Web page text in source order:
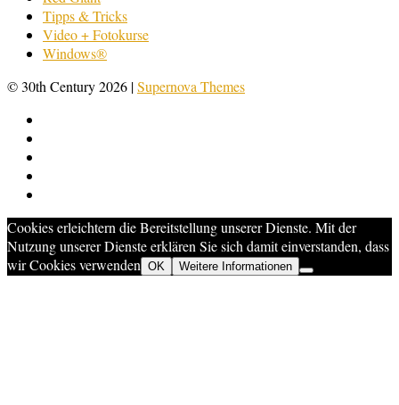
Tipps & Tricks
Video + Fotokurse
Windows®
© 30th Century 2026 |Supernova Themes
Cookies erleichtern die Bereitstellung unserer Dienste. Mit der
Nutzung unserer Dienste erklären Sie sich damit einverstanden, dass
wir Cookies verwenden OK Weitere Informationen